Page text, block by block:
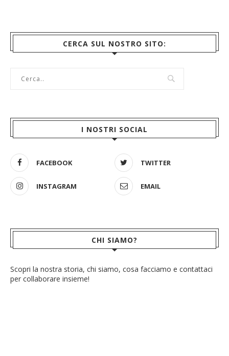
CERCA SUL NOSTRO SITO:
I NOSTRI SOCIAL
FACEBOOK TWITTER
INSTAGRAM EMAIL
CHI SIAMO?
Scopri la nostra storia, chi siamo, cosa facciamo e contattaci
per collaborare insieme!